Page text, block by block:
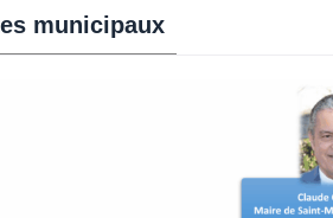
municipaux
devenant majeur est
listes électorales de la commune